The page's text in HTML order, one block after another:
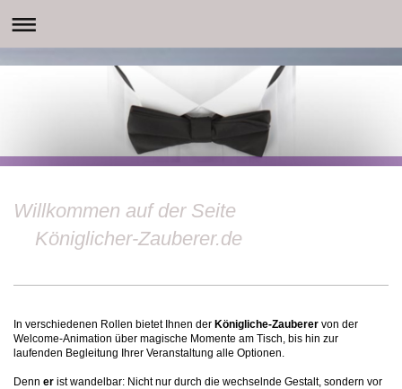
Willkommen auf der Seite
Königlicher-Zauberer.de
In verschiedenen Rollen bietet Ihnen der Königliche-Zauberer von der
Welcome-Animation über magische Momente am Tisch, bis hin zur
laufenden Begleitung Ihrer Veranstaltung alle Optionen.
Denn er ist wandelbar: Nicht nur durch die wechselnde Gestalt, sondern vor